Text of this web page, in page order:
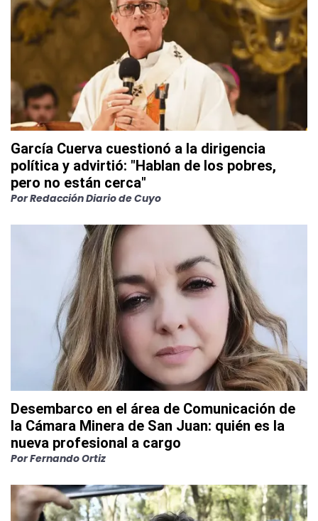
García Cuerva cuestionó a la dirigencia
política y advirtió: "Hablan de los pobres,
pero no están cerca"
PorRedacción Diario de Cuyo
Desembarco en el área de Comunicación de
la Cámara Minera de San Juan: quién es la
nueva profesional a cargo
PorFernando Ortiz